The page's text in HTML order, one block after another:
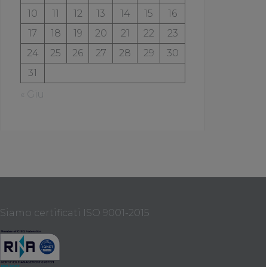
10
11 12 13 14 15
16
17
18 19 20 21 22
23
24
25 26 27 28 29
30
31
« Giu
Siamo certificati ISO 9001-2015